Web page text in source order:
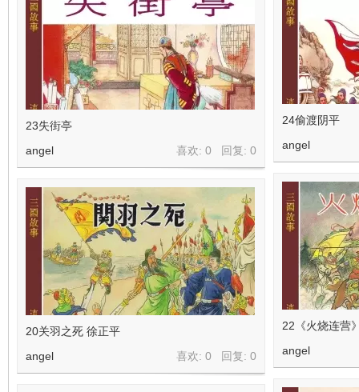
24偷渡阴平
angel
23失街亭
喜欢: 0 回复: 0
angel
22《火烧连营
angel
20关羽之死 徐正平
喜欢: 0 回复: 0
angel